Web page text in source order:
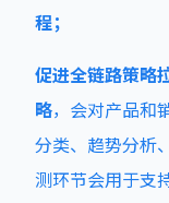
程；
促进全链路策略
略，会对产品和
分类、趋势分析
测环节会用于支